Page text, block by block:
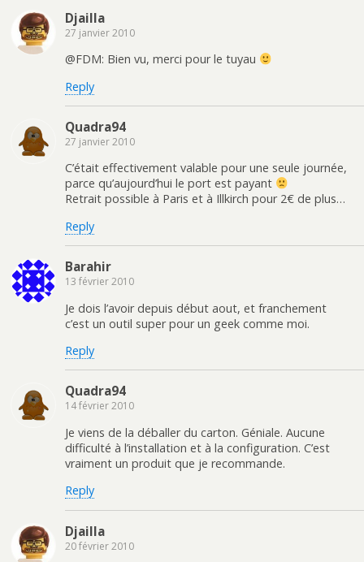
Djailla
27 janvier 2010
@FDM: Bien vu, merci pour le tuyau
Reply
Quadra94
27 janvier 2010
C’était effectivement valable pour une seule journée,
parce qu’aujourd’hui le port est payant
Retrait possible à Paris et à Illkirch pour 2€ de plus…
Reply
Barahir
13 février 2010
Je dois l’avoir depuis début aout, et franchement
c’est un outil super pour un geek comme moi.
Reply
Quadra94
14 février 2010
Je viens de la déballer du carton. Géniale. Aucune
difficulté à l’installation et à la configuration. C’est
vraiment un produit que je recommande.
Reply
Djailla
20 février 2010